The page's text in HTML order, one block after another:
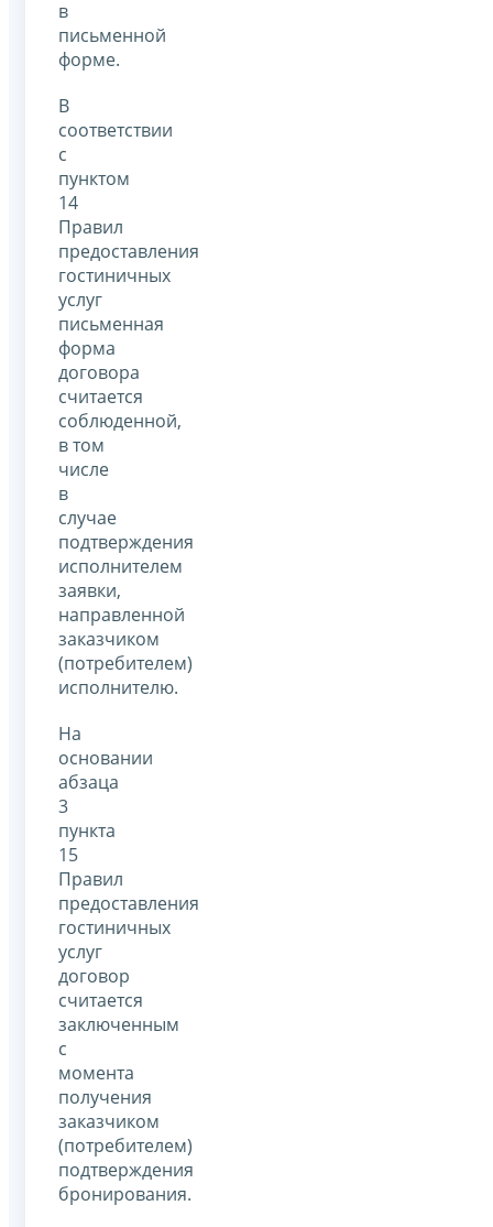
в
письменной
форме.
В
соответствии
с
пунктом
14
Правил
предоставления
гостиничных
услуг
письменная
форма
договора
считается
соблюденной,
в том
числе
в
случае
подтверждения
исполнителем
заявки,
направленной
заказчиком
(потребителем)
исполнителю.
На
основании
абзаца
3
пункта
15
Правил
предоставления
гостиничных
услуг
договор
считается
заключенным
с
момента
получения
заказчиком
(потребителем)
подтверждения
бронирования.